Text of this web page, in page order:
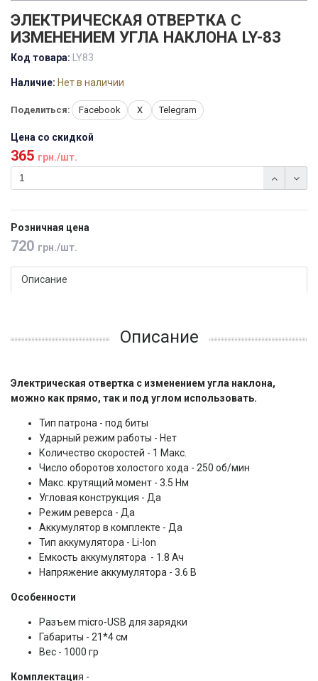
ЭЛЕКТРИЧЕСКАЯ ОТВЕРТКА С
ИЗМЕНЕНИЕМ УГЛА НАКЛОНА LY-83
Код товара: LY83
Наличие: Нет в наличии
Поделиться: Facebook X Telegram
Цена со скидкой
365 грн./шт.
Розничная цена
720 грн./шт.
Описание
Описание
Электрическая отвертка с изменением угла наклона,
можно как прямо, так и под углом использовать.
Тип патрона - под биты
Ударный режим работы - Нет
Количество скоростей - 1 Макс.
Число оборотов холостого хода - 250 об/мин
Макс. крутящий момент - 3.5 Нм
Угловая конструкция - Да
Режим реверса - Да
Аккумулятор в комплекте - Да
Тип аккумулятора - Li-Ion
Емкость аккумулятора - 1.8 Ач
Напряжение аккумулятора - 3.6 В
Особенности
Разъем micro-USB для зарядки
Габариты - 21*4 см
Вес - 1000 гр
Комплектация -